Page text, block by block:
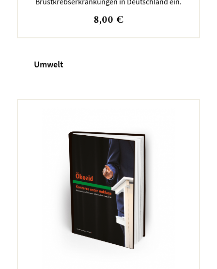
8,00 €
Umwelt